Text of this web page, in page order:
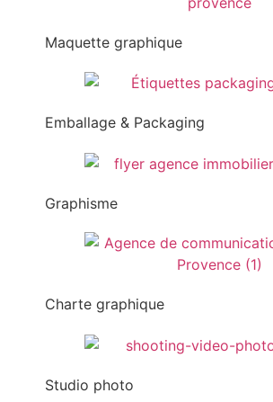
Maquette graphique
Emballage & Packaging
Graphisme
Charte graphique
Studio photo